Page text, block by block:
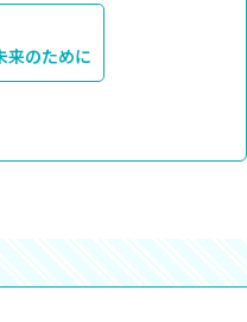
来のために